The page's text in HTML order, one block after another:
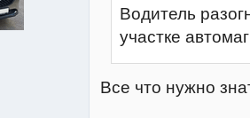
Водитель
участке
Все что нужно